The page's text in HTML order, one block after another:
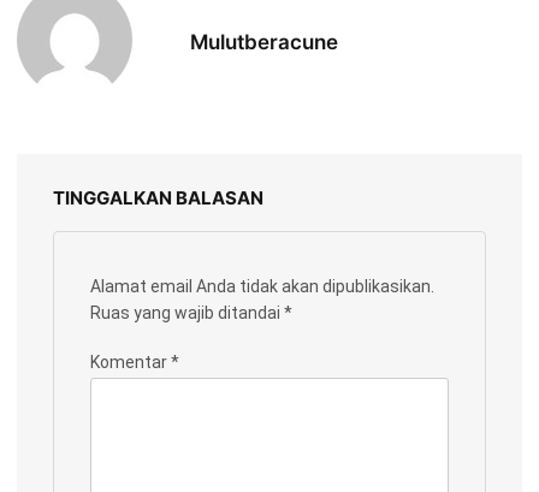
Mulutberacune
TINGGALKAN BALASAN
Alamat email Anda tidak akan dipublikasikan.
Ruas yang wajib ditandai *
Komentar*